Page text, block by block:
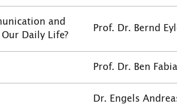
and
Daily Life?
Prof. Dr. Bernd
Prof. Dr. Ben
Dr. Engels